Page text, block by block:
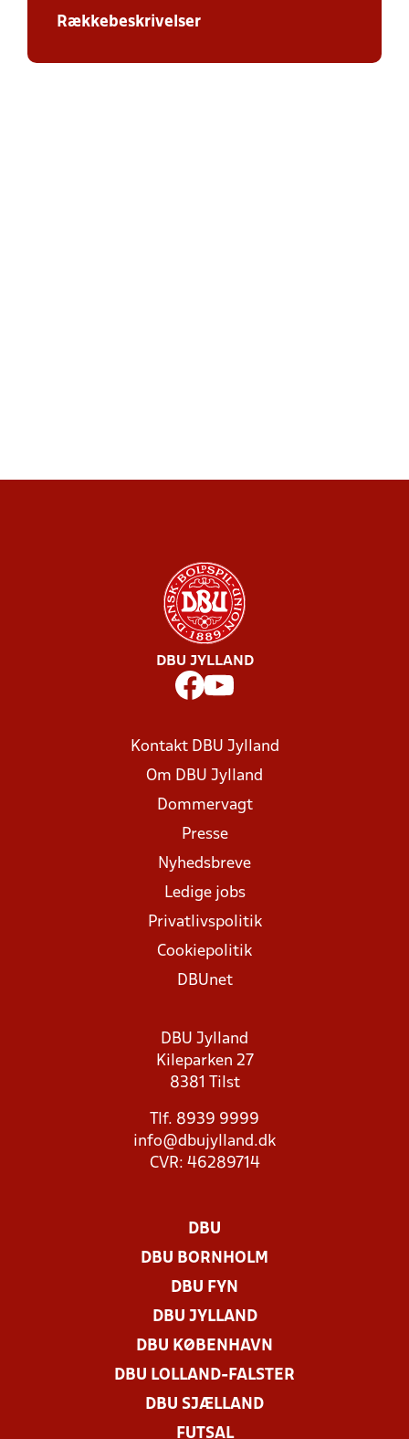
Rækkebeskrivelser
DBU JYLLAND
Kontakt DBU Jylland
Om DBU Jylland
Dommervagt
Presse
Nyhedsbreve
Ledige jobs
Privatlivspolitik
Cookiepolitik
DBUnet
DBU Jylland
Kileparken 27
8381 Tilst
Tlf. 8939 9999
info@dbujylland.dk
CVR: 46289714
DBU
DBU BORNHOLM
DBU FYN
DBU JYLLAND
DBU KØBENHAVN
DBU LOLLAND-FALSTER
DBU SJÆLLAND
FUTSAL